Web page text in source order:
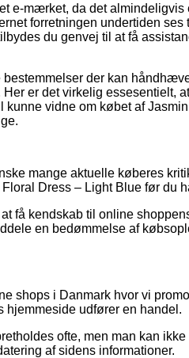
e-mærket, da det almindeligvis
forretningen undertiden ses
du genvej til at få
der kan
er det virkelig essesentielt,
vidne om købet af
mange aktuelle køberes
Dress – Light Blue før du
få kendskab til online
en bedømmelse af
shops i Danmark hvor vi
hjemmeside udfører en handel.
ofte, men man kan
af sidens informationer.